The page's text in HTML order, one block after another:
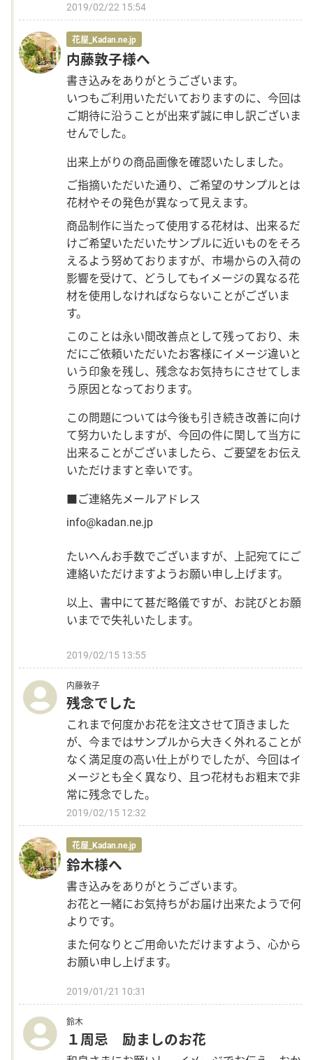
2019/02/22 15:54
花屋_Kadan.ne.jp
内藤敦子様へ
書き込みをありがとうございます。
いつもご利用いただいておりますのに、今回は
ご期待に沿うことが出来ず誠に申し訳ございま
せんでした。
出来上がりの商品画像を確認いたしました。
ご指摘いただいた通り、ご希望のサンプルとは
花材やその発色が異なって見えます。
商品制作に当たって使用する花材は、出来るだ
けご希望いただいたサンプルに近いものをそろ
えるよう努めておりますが、市場からの入荷の
影響を受けて、どうしてもイメージの異なる花
材を使用しなければならないことがございま
す。
このことは永い間改善点として残っており、未
だにご依頼いただいたお客様にイメージ違いと
いう印象を残し、残念なお気持ちにさせてしま
う原因となっております。
この問題については今後も引き続き改善に向け
て努力いたしますが、今回の件に関して当方に
出来ることがございましたら、ご要望をお伝え
いただけますと幸いです。
■ご連絡先メールアドレス
info@kadan.ne.jp
たいへんお手数でございますが、上記宛てにご
連絡いただけますようお願い申し上げます。
以上、書中にて甚だ略儀ですが、お詫びとお願
いまでで失礼いたします。
2019/02/15 13:55
内藤敦子
残念でした
これまで何度かお花を注文させて頂きました
が、今まではサンプルから大きく外れることが
なく満足度の高い仕上がりでしたが、今回はイ
メージとも全く異なり、且つ花材もお粗末で非
常に残念でした。
2019/02/15 12:32
花屋_Kadan.ne.jp
鈴木様へ
書き込みをありがとうございます。
お花と一緒にお気持ちがお届け出来たようで何
よりです。
また何なりとご用命いただけますよう、心から
お願い申し上げます。
2019/01/21 10:31
鈴木
１周忌 励ましのお花